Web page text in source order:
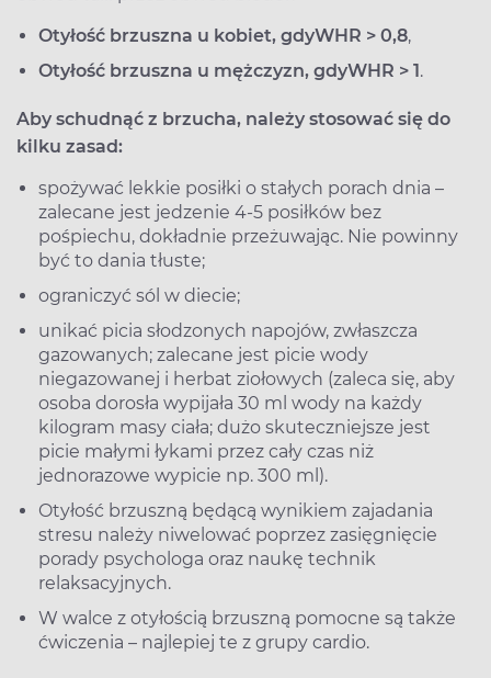
Otyłość brzuszna u kobiet, gdyWHR > 0,8,
Otyłość brzuszna u mężczyzn, gdyWHR > 1.
Aby schudnąć z brzucha, należy stosować się do
kilku zasad:
spożywać lekkie posiłki o stałych porach dnia –
zalecane jest jedzenie 4-5 posiłków bez
pośpiechu, dokładnie przeżuwając. Nie powinny
być to dania tłuste;
ograniczyć sól w diecie;
unikać picia słodzonych napojów, zwłaszcza
gazowanych; zalecane jest picie wody
niegazowanej i herbat ziołowych (zaleca się, aby
osoba dorosła wypijała 30 ml wody na każdy
kilogram masy ciała; dużo skuteczniejsze jest
picie małymi łykami przez cały czas niż
jednorazowe wypicie np. 300 ml).
Otyłość brzuszną będącą wynikiem zajadania
stresu należy niwelować poprzez zasięgnięcie
porady psychologa oraz naukę technik
relaksacyjnych.
W walce z otyłością brzuszną pomocne są także
ćwiczenia – najlepiej te z grupy cardio.